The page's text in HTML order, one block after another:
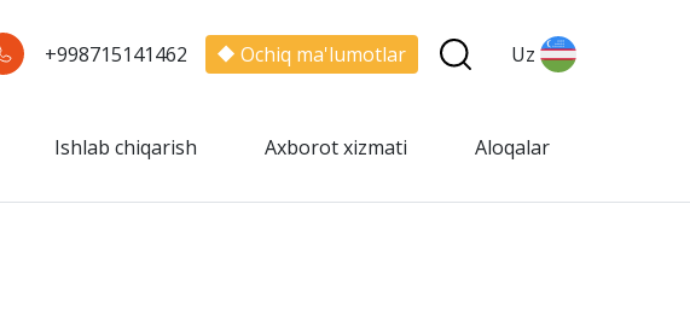
+998715141462 Ochiq ma'lumotlar Uz
Ishlab chiqarish Axborot xizmati Aloqalar